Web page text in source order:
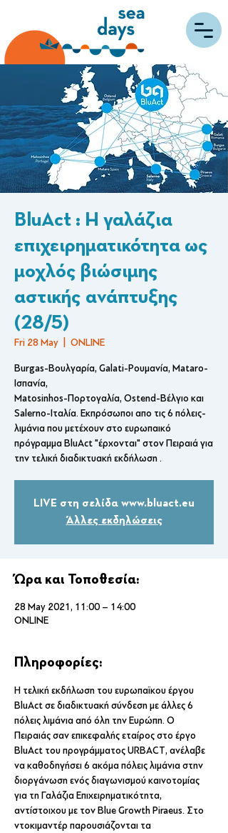
BluAct : Η γαλάζια
επιχειρηματικότητα ως
μοχλός βιώσιμης
αστικής ανάπτυξης
(28/5)
Fri 28 May ONLINE
Burgas-Βουλγαρία, Galati-Ρουμανία, Mataro-
Ισπανία,
Matosinhos-Πορτογαλία, Ostend-Βέλγιο και
Salerno-Iταλία. Εκπρόσωποι απο τις 6 πόλεις-
λιμάνια που μετέχουν στο ευρωπαικό
πρόγραμμα BluAct "έρχονται" στον Πειραιά για
την τελική διαδικτυακή εκδήλωση .
LIVE στη σελίδα www.bluact.eu
Άλλες εκδηλώσεις
Ώρα και Τοποθεσία:
28 May 2021, 11:00 – 14:00
ONLINE
Πληροφορίες:
Η τελική εκδήλωση του ευρωπαϊκου έργου
BluAct σε διαδικτυακή σύνδεση με άλλες 6
πόλεις λιμάνια από όλη την Ευρώπη. Ο
Πειραιάς σαν επικεφαλής εταίρος στο έργο
BluAct του προγράμματος URBACT, ανέλαβε
να καθοδηγήσει 6 ακόμα πόλεις λιμάνια στην
διοργάνωση ενός διαγωνισμού καινοτομίας
για τη Γαλάζια Επιχειρηματικότητα,
αντίστοιχου με τον Blue Growth Piraeus. Στο
ντοκιμαντέρ παρουσιάζονται τα